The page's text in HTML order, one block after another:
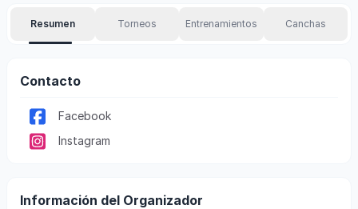
Resumen Torneos Entrenamientos Canchas
Contacto
Facebook
Instagram
Información del Organizador